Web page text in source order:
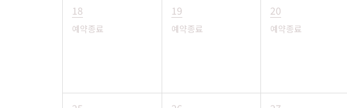
18
예약종료
19
예약종료
20
예약종료